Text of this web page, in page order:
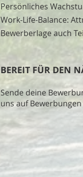
Persönliches
Work-Life-Balance:
Bewerberlage auch
BEREIT FÜR DEN
Sende deine
uns auf